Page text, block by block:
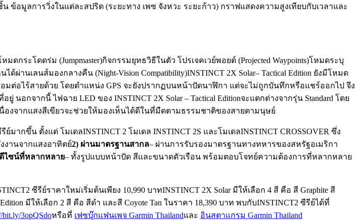
มูลการวิ่งในแต่ละสปริต (ระยะทาง เพซ จังหวะ ระยะก้าว) กราฟแสดงความสูงเทียบกับเวลาและ
กระโดดร่ม (Jumpmaster)กิจกรรมยุทธวิธีในตัว โปรเจคเวย์พอยต์ (Projected Waypoints)โหมดระบุ
านเลนส์มองกลางคืน (Night-Vision Compatibility)INSTINCT 2X Solar– Tactical Edition ยังมีโหมด
อมต่อไร้สายด้วย โดยตำแหน่ง GPS จะยังปรากฏบนหน้าปัดนาฬิกา แต่จะไม่ถูกบันทึกหรือแชร์ออกไป จึง
กจากนี้ ไฟฉาย LED ของ INSTINCT 2X Solar – Tactical Editionจะแตกต่างจากรุ่น Standard โดย
องจากแสงสีเขียวจะช่วยให้มองเห็นได้ดีในที่มืดตามธรรมชาติของสายตามนุษย์
มากขึ้น ตั้งแต่ โมเดลINSTINCT 2 โมเดล INSTINCT 2S และโมเดลINSTINCT CROSSOVER ซึ่ง
งานจากแสงอาทิตย์2) ผ่านมาตรฐานสากล– ผ่านการรับรองมาตรฐานทางทหารของสหรัฐอเมริกา
ไซน์ที่หลากหลาย– ทั้งรูปแบบหน้าปัด สีและขนาดตัวเรือน พร้อมตอบโจทย์ความต้องการที่หลากหลาย
ซีรีย์ราคาใหม่เริ่มต้นเพียง 10,990 บาทINSTINCT 2X Solar มีให้เลือก 4 สี คือ สี Graphite สี
มีให้เลือก 2 สี คือ สีดำ และสี Coyote Tan ในราคา 18,390 บาท ​พบกับINSTINCT2 ซีรีย์ได้ที่
bit.ly/3opQSdoหรือที่ เฟซบุ๊กแฟนเพจ Garmin Thailandและ อินสตาแกรม Garmin Thailand